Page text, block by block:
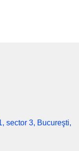
sector 3, Bucureşti,